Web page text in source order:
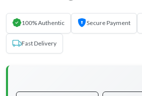
100% Authentic Secure Payment
Fast Delivery